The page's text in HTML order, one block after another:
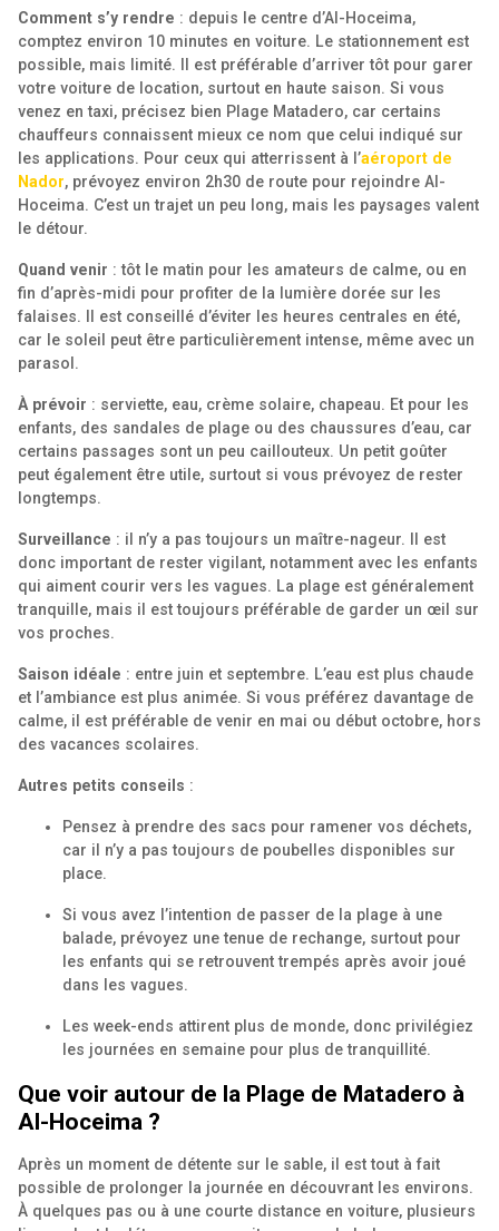
Comment s’y rendre : depuis le centre d’Al-Hoceima,
comptez environ 10 minutes en voiture. Le stationnement est
possible, mais limité. Il est préférable d’arriver tôt pour garer
votre voiture de location, surtout en haute saison. Si vous
venez en taxi, précisez bien Plage Matadero, car certains
chauffeurs connaissent mieux ce nom que celui indiqué sur
les applications. Pour ceux qui atterrissent à l’aéroport de
Nador, prévoyez environ 2h30 de route pour rejoindre Al-
Hoceima. C’est un trajet un peu long, mais les paysages valent
le détour.
Quand venir : tôt le matin pour les amateurs de calme, ou en
fin d’après-midi pour profiter de la lumière dorée sur les
falaises. Il est conseillé d’éviter les heures centrales en été,
car le soleil peut être particulièrement intense, même avec un
parasol.
À prévoir : serviette, eau, crème solaire, chapeau. Et pour les
enfants, des sandales de plage ou des chaussures d’eau, car
certains passages sont un peu caillouteux. Un petit goûter
peut également être utile, surtout si vous prévoyez de rester
longtemps.
Surveillance : il n’y a pas toujours un maître-nageur. Il est
donc important de rester vigilant, notamment avec les enfants
qui aiment courir vers les vagues. La plage est généralement
tranquille, mais il est toujours préférable de garder un œil sur
vos proches.
Saison idéale : entre juin et septembre. L’eau est plus chaude
et l’ambiance est plus animée. Si vous préférez davantage de
calme, il est préférable de venir en mai ou début octobre, hors
des vacances scolaires.
Autres petits conseils :
Pensez à prendre des sacs pour ramener vos déchets,
car il n’y a pas toujours de poubelles disponibles sur
place.
Si vous avez l’intention de passer de la plage à une
balade, prévoyez une tenue de rechange, surtout pour
les enfants qui se retrouvent trempés après avoir joué
dans les vagues.
Les week-ends attirent plus de monde, donc privilégiez
les journées en semaine pour plus de tranquillité.
Que voir autour de la Plage de Matadero à
Al-Hoceima ?
Après un moment de détente sur le sable, il est tout à fait
possible de prolonger la journée en découvrant les environs.
À quelques pas ou à une courte distance en voiture, plusieurs